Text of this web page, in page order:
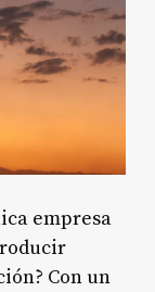
empresa
Con un